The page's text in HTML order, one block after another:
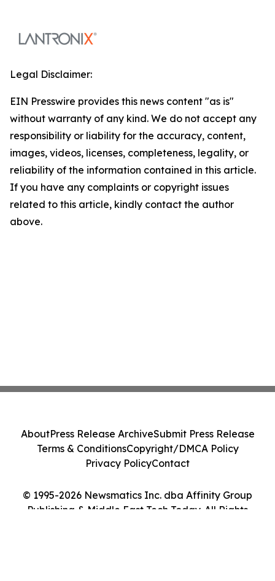
Legal Disclaimer:
EIN Presswire provides this news content "as is"
without warranty of any kind. We do not accept any
responsibility or liability for the accuracy, content,
images, videos, licenses, completeness, legality, or
reliability of the information contained in this article.
If you have any complaints or copyright issues
related to this article, kindly contact the author
above.
© 1995-2026 Newsmatics Inc. dba Affinity Group
Publishing & Middle East Tech Today. All Rights
AboutPress Release ArchiveSubmit Press Release
Terms & ConditionsCopyright/DMCA Policy
Privacy PolicyContact